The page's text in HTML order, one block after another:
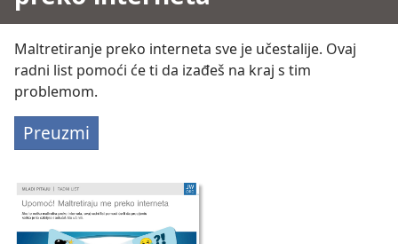
Maltretiranje preko interneta sve je učestalije. Ovaj
radni list pomoći će ti da izađeš na kraj s tim
problemom.
Preuzmi